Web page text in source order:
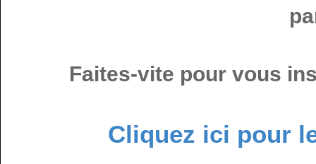
Faites-vite pour vous
Cliquez ici pour